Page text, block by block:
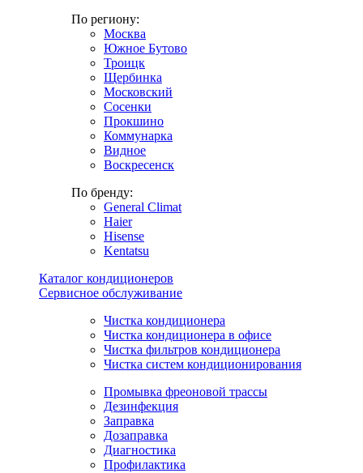
По региону:
Москва
Южное Бутово
Троицк
Щербинка
Московский
Сосенки
Прокшино
Коммунарка
Видное
Воскресенск
По бренду:
General Climat
Haier
Hisense
Kentatsu
Каталог кондиционеров
Сервисное обслуживание
Чистка кондиционера
Чистка кондиционера в офисе
Чистка фильтров кондиционера
Чистка систем кондиционирования
Промывка фреоновой трассы
Дезинфекция
Заправка
Дозаправка
Диагностика
Профилактика